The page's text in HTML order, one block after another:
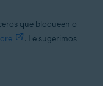
que bloqueen o
. Le sugerimos